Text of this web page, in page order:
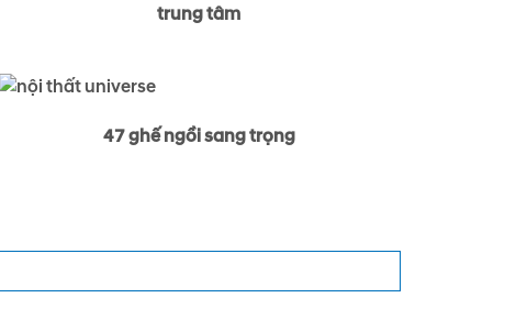
trung tâm
47 ghế ngồi sang trọng